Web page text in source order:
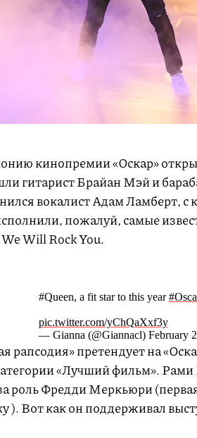
кинопремии «Оскар»
гитарист Брайан Мэй и
вокалист Адам Ламберт, с
пожалуй, самые
Will Rock You.
#Queen, a fit star to this year
pic.twitter.com/yChQaXxf3y
— Gianna (@Giannacl) February
рапсодия» претендует на
«Лучший фильм».
роль Фредди Меркьюри
). Вот как он поддерживал